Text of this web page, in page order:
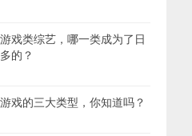
戏类综艺，哪一类成为了日
的？
戏的三大类型，你知道吗？